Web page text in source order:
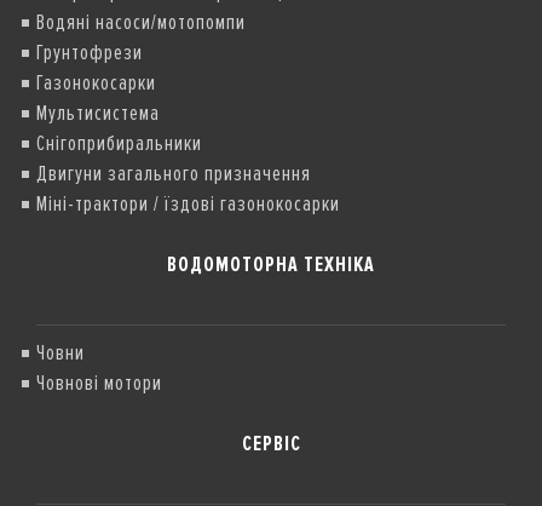
Водяні насоси/мотопомпи
Грунтофрези
Газонокосарки
Мультисистема
Снігоприбиральники
Двигуни загального призначення
Міні-трактори / їздові газонокосарки
ВОДОМОТОРНА ТЕХНІКА
Човни
Човнові мотори
СЕРВІС